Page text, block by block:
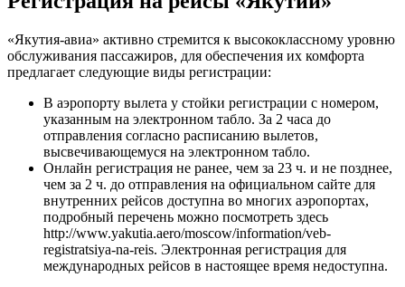
«Якутия-авиа» активно стремится к высококлассному уровню
обслуживания пассажиров, для обеспечения их комфорта
предлагает следующие виды регистрации:
В аэропорту вылета у стойки регистрации с номером,
указанным на электронном табло. За 2 часа до
отправления согласно расписанию вылетов,
высвечивающемуся на электронном табло.
Онлайн регистрация не ранее, чем за 23 ч. и не позднее,
чем за 2 ч. до отправления на официальном сайте для
внутренних рейсов доступна во многих аэропортах,
подробный перечень можно посмотреть здесь
http://www.yakutia.aero/moscow/information/veb-
registratsiya-na-reis. Электронная регистрация для
международных рейсов в настоящее время недоступна.